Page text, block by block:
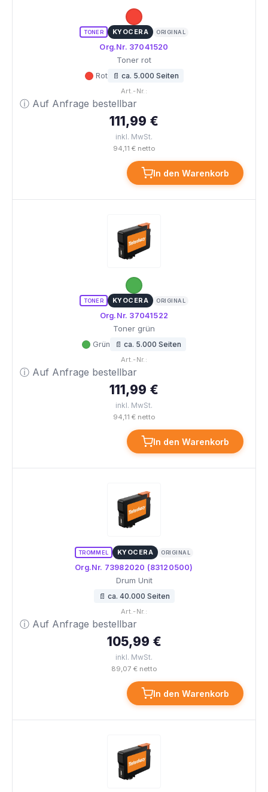
TONER KYOCERA ORIGINAL
Org.Nr. 37041520
Toner rot
Rot 📄 ca. 5.000 Seiten
Art.-Nr.:
ⓘ Auf Anfrage bestellbar
111,99 €
inkl. MwSt.
94,11 € netto
In den Warenkorb
TONER KYOCERA ORIGINAL
Org.Nr. 37041522
Toner grün
Grün 📄 ca. 5.000 Seiten
Art.-Nr.:
ⓘ Auf Anfrage bestellbar
111,99 €
inkl. MwSt.
94,11 € netto
In den Warenkorb
TROMMEL KYOCERA ORIGINAL
Org.Nr. 73982020 (83120500)
Drum Unit
📄 ca. 40.000 Seiten
Art.-Nr.:
ⓘ Auf Anfrage bestellbar
105,99 €
inkl. MwSt.
89,07 € netto
In den Warenkorb